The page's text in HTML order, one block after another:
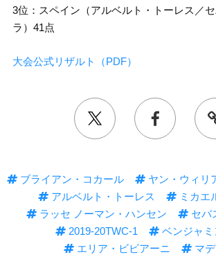
3位：スペイン（アルベルト・トーレス／
ラ）41点
大会公式リザルト（PDF）
ブライアン・コカール
ヤン・ウィリ
アルベルト・トーレス
ミカエ
ラッセ ノーマン・ハンセン
セバ
2019-20TWC-1
ベンジャミ
エリア・ビビアーニ
マ